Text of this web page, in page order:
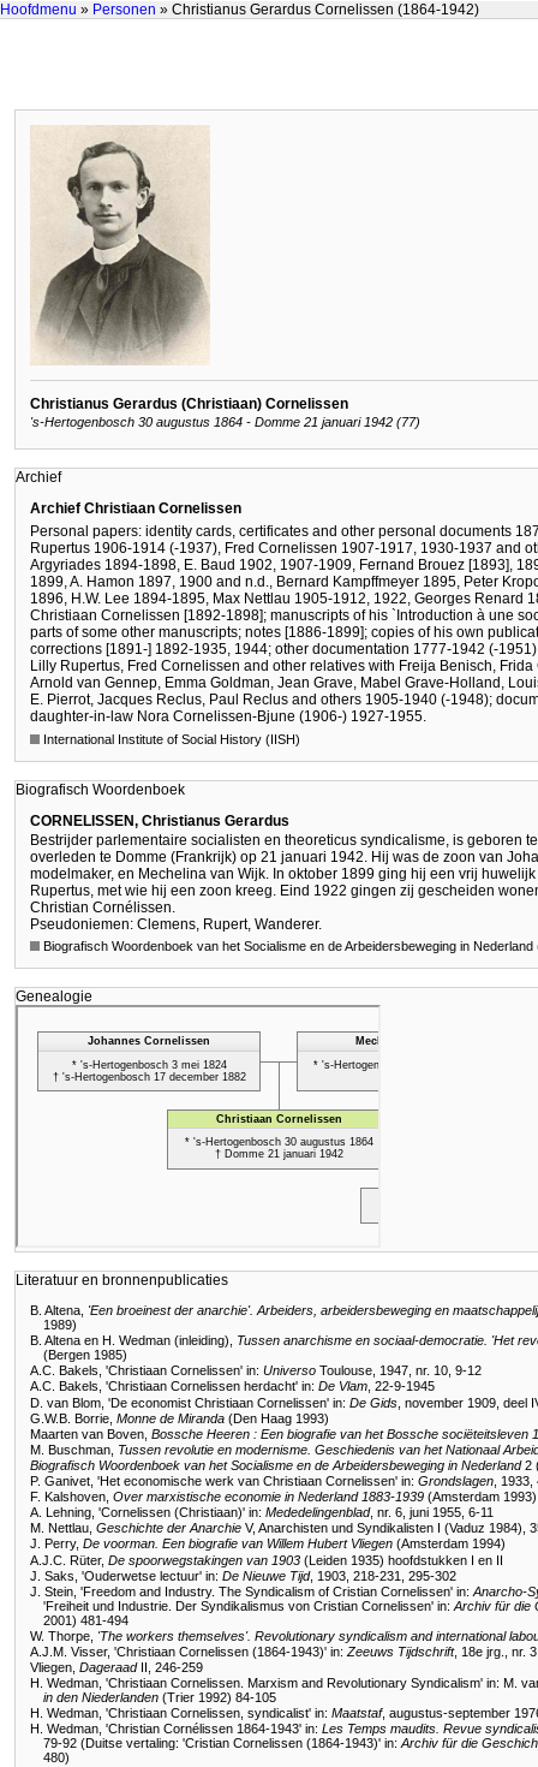
Hoofdmenu » Personen » Christianus Gerardus Cornelissen (1864-1942)
Christianus Gerardus (Christiaan) Cornelissen
's-Hertogenbosch 30 augustus 1864 - Domme 21 januari 1942 (77)
Archief
Archief Christiaan Cornelissen
Personal papers: identity cards, certificates and other personal documents
Rupertus 1906-1914 (-1937), Fred Cornelissen 1907-1917, 1930-1937 and
Argyriades 1894-1898, E. Baud 1902, 1907-1909, Fernand Brouez [1893],
1899, A. Hamon 1897, 1900 and n.d., Bernard Kampffmeyer 1895, Peter
1896, H.W. Lee 1894-1895, Max Nettlau 1905-1912, 1922, Georges Renard
Christiaan Cornelissen [1892-1898]; manuscripts of his `Introduction à une
parts of some other manuscripts; notes [1886-1899]; copies of his own
corrections [1891-] 1892-1935, 1944; other documentation 1777-1942 (-
Lilly Rupertus, Fred Cornelissen and other relatives with Freija Benisch,
Arnold van Gennep, Emma Goldman, Jean Grave, Mabel Grave-Holland,
E. Pierrot, Jacques Reclus, Paul Reclus and others 1905-1940 (-1948);
daughter-in-law Nora Cornelissen-Bjune (1906-) 1927-1955.
International Institute of Social History (IISH)
Biografisch Woordenboek
CORNELISSEN, Christianus Gerardus
Bestrijder parlementaire socialisten en theoreticus syndicalisme, is geboren
overleden te Domme (Frankrijk) op 21 januari 1942. Hij was de zoon van
modelmaker, en Mechelina van Wijk. In oktober 1899 ging hij een vrij
Rupertus, met wie hij een zoon kreeg. Eind 1922 gingen zij gescheiden
Christian Cornélissen.
Pseudoniemen: Clemens, Rupert, Wanderer.
Biografisch Woordenboek van het Socialisme en de Arbeidersbeweging in Nederland
Genealogie
Literatuur en bronnenpublicaties
B. Altena, 'Een broeinest der anarchie'. Arbeiders, arbeidersbeweging en
1989)
B. Altena en H. Wedman (inleiding), Tussen anarchisme en sociaal-democratie. 'Het
(Bergen 1985)
A.C. Bakels, 'Christiaan Cornelissen' in: Universo Toulouse, 1947, nr. 10, 9-12
A.C. Bakels, 'Christiaan Cornelissen herdacht' in: De Vlam, 22-9-1945
D. van Blom, 'De economist Christiaan Cornelissen' in: De Gids , november 1909, deel
G.W.B. Borrie, Monne de Miranda (Den Haag 1993)
Maarten van Boven, Bossche Heeren : Een biografie van het Bossche sociëteitsleven
M. Buschman, Tussen revolutie en modernisme. Geschiedenis van het Nationaal
Biografisch Woordenboek van het Socialisme en de Arbeidersbeweging in Nederland2
P. Ganivet, 'Het economische werk van Christiaan Cornelissen' in: Grondslagen ,
F. Kalshoven, Over marxistische economie in Nederland 1883-1939 (Amsterdam 1993)
A. Lehning, 'Cornelissen (Christiaan)' in: Mededelingenblad, nr. 6, juni 1955, 6-11
M. Nettlau, Geschichte der Anarchie V, Anarchisten und Syndikalisten I (Vaduz 1984),
J. Perry, De voorman. Een biografie van Willem Hubert Vliegen (Amsterdam 1994)
A.J.C. Rüter, De spoorwegstakingen van 1903 (Leiden 1935) hoofdstukken I en II
J. Saks, 'Ouderwetse lectuur' in: De Nieuwe Tijd, 1903, 218-231, 295-302
J. Stein, 'Freedom and Industry. The Syndicalism of Cristian Cornelissen' in: Anarcho-
'Freiheit und Industrie. Der Syndikalismus von Cristian Cornelissen' in: Archiv für die
2001) 481-494
W. Thorpe, 'The workers themselves'. Revolutionary syndicalism and international
A.J.M. Visser, 'Christiaan Cornelissen (1864-1943)' in: Zeeuws Tijdschrift, 18e jrg., nr.
Vliegen, DageraadII, 246-259
H. Wedman, 'Christiaan Cornelissen. Marxism and Revolutionary Syndicalism' in: M.
in den Niederlanden (Trier 1992) 84-105
H. Wedman, 'Christiaan Cornelissen, syndicalist' in: Maatstaf, augustus-september
H. Wedman, 'Christian Cornélissen 1864-1943' in: Les Temps maudits. Revue
79-92 (Duitse vertaling: 'Cristian Cornelissen (1864-1943)' in: Archiv für die
480)